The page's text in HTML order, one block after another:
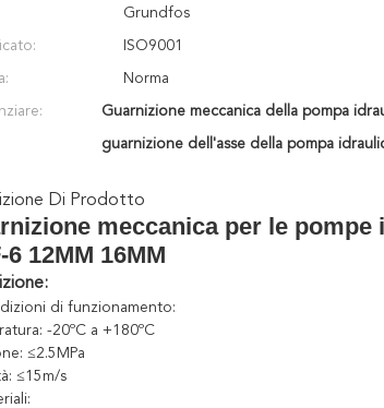
Grundfos
ISO9001
Norma
Guarnizione meccanica della pompa
guarnizione dell'asse della pompa
Di Prodotto
meccanica per le
6 12MM 16MM
di funzionamento:
-20ºC a +180ºC
≤2.5MPa
≤15m/s